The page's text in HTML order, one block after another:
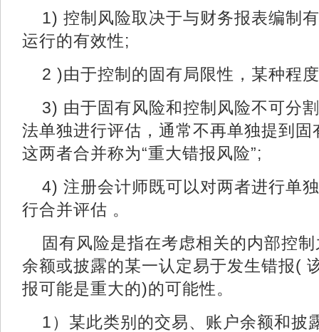
1) 控制风险取决于与财务报表编制
运行的有效性;
2 )由于控制的固有局限性，某种程
3) 由于固有风险和控制风险不可分
法单独进行评估，通常不再单独提到
这两者合并称为“重大错报风险”;
4) 注册会计师既可以对两者进行单
行合并评估 。
固有风险是指在考虑相关的内部控
余额或披露的某一认定易于发生错报(
报可能是重大的)的可能性。
1）某此类别的交易、账户余额和披